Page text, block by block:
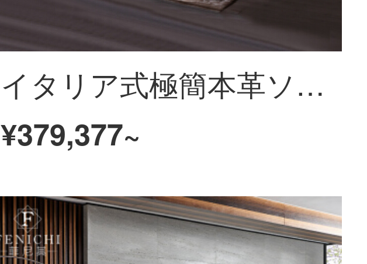
イタリア式極簡本革ソファーの大型タイプの鞍皮層牛革別荘の家庭用L型セットリビング家具の意味式極簡単【鞍皮ソファ】の4人です。
¥379,377~